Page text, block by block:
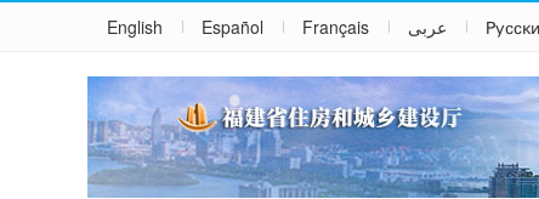
English Español Français عربى